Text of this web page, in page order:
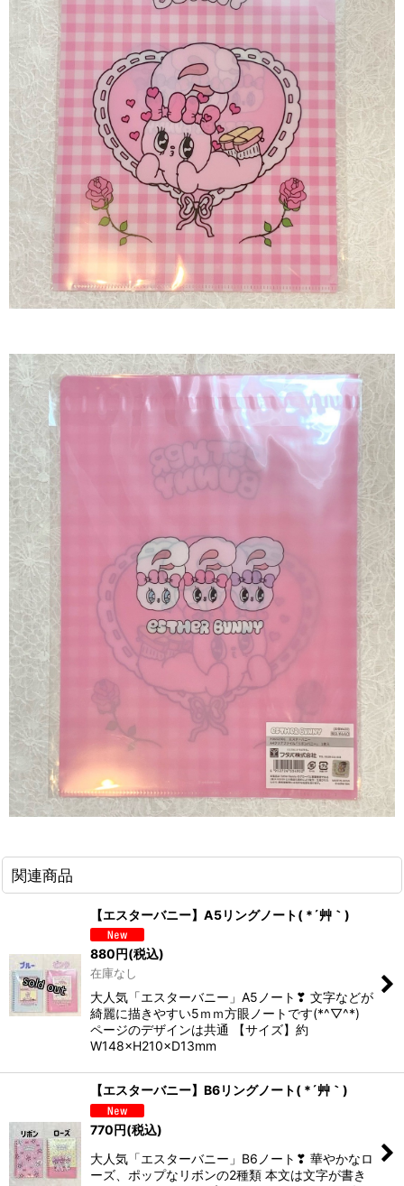
関連商品
【エスターバニー】A5リングノート( *´艸｀)
880円(税込)
在庫なし
大人気「エスターバニー」A5ノート❣ 文字などが
綺麗に描きやすい5ｍｍ方眼ノートです(*^▽^*)
ページのデザインは共通 【サイズ】約
W148×H210×D13mm
【エスターバニー】B6リングノート( *´艸｀)
770円(税込)
大人気「エスターバニー」B6ノート❣ 華やかなロ
ーズ、ポップなリボンの2種類 本文は文字が書き